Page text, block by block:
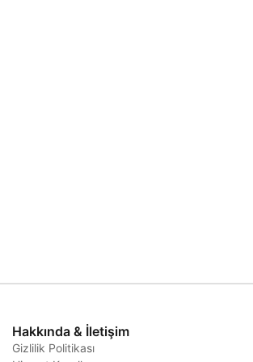
Hakkında & İletişim
Gizlilik Politikası